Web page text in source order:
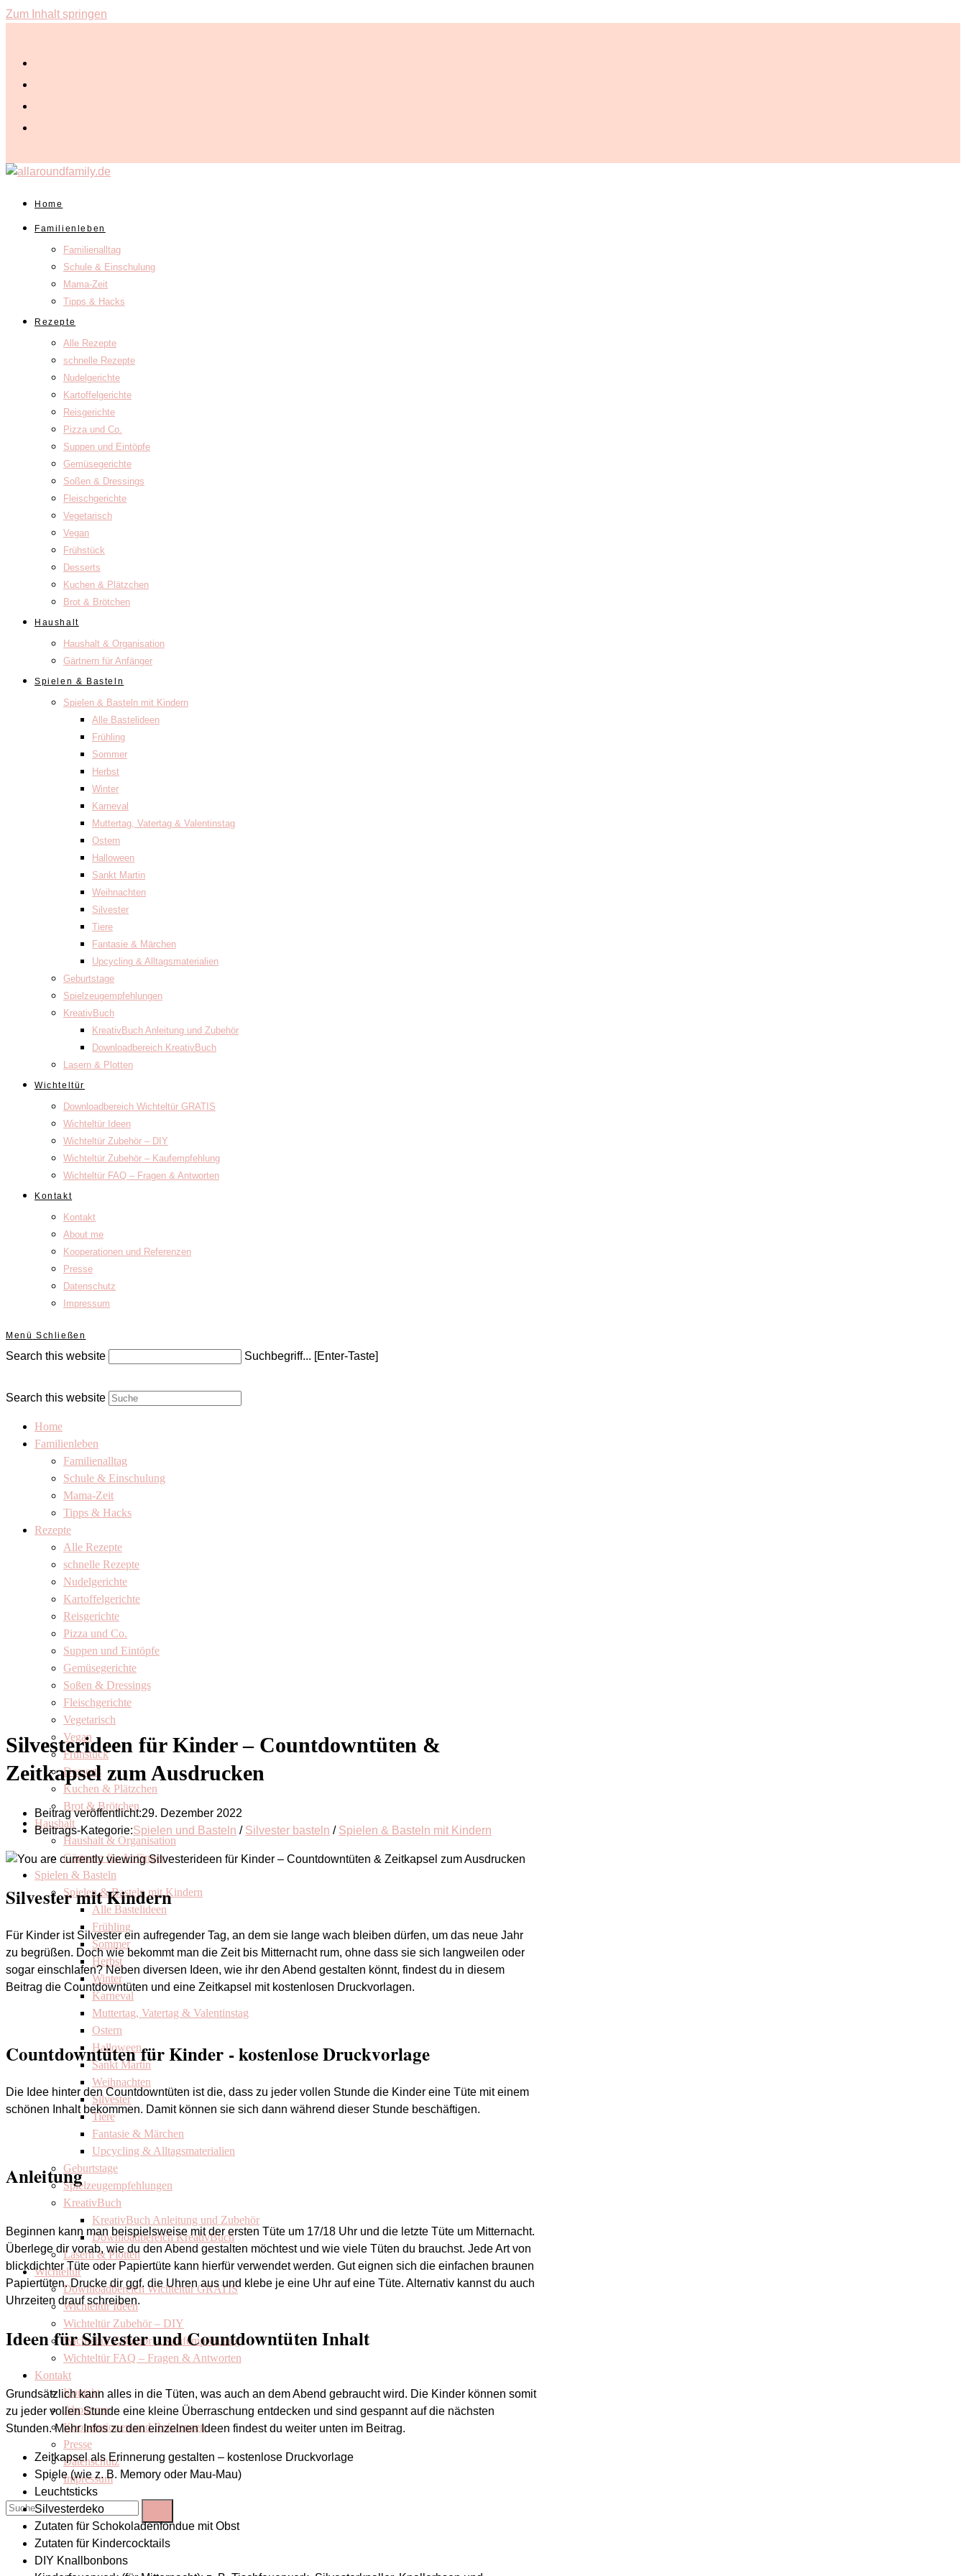
Zum Inhalt springen
Home
Familienleben
Familienalltag
Schule & Einschulung
Mama-Zeit
Tipps & Hacks
Rezepte
Alle Rezepte
schnelle Rezepte
Nudelgerichte
Kartoffelgerichte
Reisgerichte
Pizza und Co.
Suppen und Eintöpfe
Gemüsegerichte
Soßen & Dressings
Fleischgerichte
Vegetarisch
Vegan
Frühstück
Desserts
Kuchen & Plätzchen
Brot & Brötchen
Haushalt
Haushalt & Organisation
Gärtnern für Anfänger
Spielen & Basteln
Spielen & Basteln mit Kindern
Alle Bastelideen
Frühling
Sommer
Herbst
Winter
Karneval
Muttertag, Vatertag & Valentinstag
Ostern
Halloween
Sankt Martin
Weihnachten
Silvester
Tiere
Fantasie & Märchen
Upcycling & Alltagsmaterialien
Geburtstage
Spielzeugempfehlungen
KreativBuch
KreativBuch Anleitung und Zubehör
Downloadbereich KreativBuch
Lasern & Plotten
Wichteltür
Downloadbereich Wichteltür GRATIS
Wichteltür Ideen
Wichteltür Zubehör – DIY
Wichteltür Zubehör – Kaufempfehlung
Wichteltür FAQ – Fragen & Antworten
Kontakt
Kontakt
About me
Kooperationen und Referenzen
Presse
Datenschutz
Impressum
Menü Schließen
Search this website Suchbegriff... [Enter-Taste]
Search this website
Home
Familienleben
Familienalltag
Schule & Einschulung
Mama-Zeit
Tipps & Hacks
Rezepte
Alle Rezepte
schnelle Rezepte
Nudelgerichte
Kartoffelgerichte
Reisgerichte
Pizza und Co.
Suppen und Eintöpfe
Gemüsegerichte
Soßen & Dressings
Fleischgerichte
Vegetarisch
Vegan
Frühstück
Desserts
Kuchen & Plätzchen
Brot & Brötchen
Haushalt
Haushalt & Organisation
Gärtnern für Anfänger
Spielen & Basteln
Spielen & Basteln mit Kindern
Alle Bastelideen
Frühling
Sommer
Herbst
Winter
Karneval
Muttertag, Vatertag & Valentinstag
Ostern
Halloween
Sankt Martin
Weihnachten
Silvester
Tiere
Fantasie & Märchen
Upcycling & Alltagsmaterialien
Geburtstage
Spielzeugempfehlungen
KreativBuch
KreativBuch Anleitung und Zubehör
Downloadbereich KreativBuch
Lasern & Plotten
Wichteltür
Downloadbereich Wichteltür GRATIS
Wichteltür Ideen
Wichteltür Zubehör – DIY
Wichteltür Zubehör – Kaufempfehlung
Wichteltür FAQ – Fragen & Antworten
Kontakt
Kontakt
About me
Kooperationen und Referenzen
Presse
Datenschutz
Impressum
Silvesterideen für Kinder – Countdowntüten &
Zeitkapsel zum Ausdrucken
Beitrag veröffentlicht:29. Dezember 2022
Beitrags-Kategorie:Spielen und Basteln / Silvester basteln / Spielen & Basteln mit Kindern
Silvester mit Kindern
Für Kinder ist Silvester ein aufregender Tag, an dem sie lange wach bleiben dürfen, um das neue Jahr
zu begrüßen. Doch wie bekommt man die Zeit bis Mitternacht rum, ohne dass sie sich langweilen oder
sogar einschlafen? Neben diversen Ideen, wie ihr den Abend gestalten könnt, findest du in diesem
Beitrag die Countdowntüten und eine Zeitkapsel mit kostenlosen Druckvorlagen.
Countdowntüten für Kinder - kostenlose Druckvorlage
Die Idee hinter den Countdowntüten ist die, dass zu jeder vollen Stunde die Kinder eine Tüte mit einem
schönen Inhalt bekommen. Damit können sie sich dann während dieser Stunde beschäftigen.
Anleitung
Beginnen kann man beispielsweise mit der ersten Tüte um 17/18 Uhr und die letzte Tüte um Mitternacht.
Überlege dir vorab, wie du den Abend gestalten möchtest und wie viele Tüten du brauchst. Jede Art von
blickdichter Tüte oder Papiertüte kann hierfür verwendet werden. Gut eignen sich die einfachen braunen
Papiertüten. Drucke dir ggf. die Uhren aus und klebe je eine Uhr auf eine Tüte. Alternativ kannst du auch
Uhrzeiten drauf schreiben.
Ideen für Silvester und Countdowntüten Inhalt
Grundsätzlich kann alles in die Tüten, was auch an dem Abend gebraucht wird. Die Kinder können somit
zu jeder vollen Stunde eine kleine Überraschung entdecken und sind gespannt auf die nächsten
Stunden. Mehr Infos zu den einzelnen Ideen findest du weiter unten im Beitrag.
Zeitkapsel als Erinnerung gestalten – kostenlose Druckvorlage
Spiele (wie z. B. Memory oder Mau-Mau)
Leuchtsticks
Silvesterdeko
Zutaten für Schokoladenfondue mit Obst
Zutaten für Kindercocktails
DIY Knallbonbons